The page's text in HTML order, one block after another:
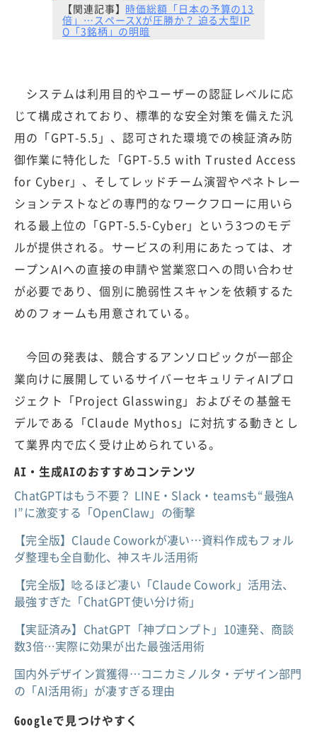
【関連記事】 時価総額「日本の予算の13
倍」…スペースXが圧勝か？ 迫る大型IP
O「3銘柄」の明暗
システムは利用目的やユーザーの認証レベルに応
じて構成されており、標準的な安全対策を備えた汎
用の「GPT-5.5」、認可された環境での検証済み防
御作業に特化した「GPT-5.5 with Trusted Access
for Cyber」、そしてレッドチーム演習やペネトレー
ションテストなどの専門的なワークフローに用いら
れる最上位の「GPT-5.5-Cyber」という3つのモデ
ルが提供される。サービスの利用にあたっては、オ
ープンAIへの直接の申請や営業窓口への問い合わせ
が必要であり、個別に脆弱性スキャンを依頼するた
めのフォームも用意されている。
今回の発表は、競合するアンソロピックが一部企
業向けに展開しているサイバーセキュリティAIプロ
ジェクト「Project Glasswing」およびその基盤モ
デルである「Claude Mythos」に対抗する動きとし
て業界内で広く受け止められている。
AI・生成AIのおすすめコンテンツ
ChatGPTはもう不要？ LINE・Slack・teamsも“最強A
I”に激変する「OpenClaw」の衝撃
【完全版】Claude Coworkが凄い…資料作成もフォル
ダ整理も全自動化、神スキル活用術
【完全版】唸るほど凄い「Claude Cowork」活用法、
最強すぎた「ChatGPT使い分け術」
【実証済み】ChatGPT「神プロンプト」10連発、商談
数3倍…実際に効果が出た最強活用術
国内外デザイン賞獲得…コニカミノルタ・デザイン部門
の「AI活用術」が凄すぎる理由
Googleで見つけやすく